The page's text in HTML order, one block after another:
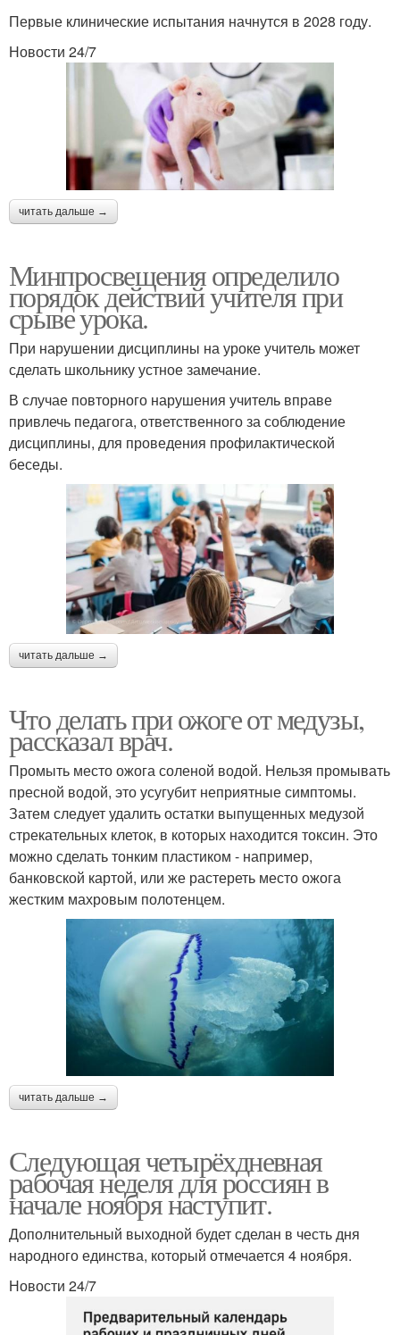
Первые клинические испытания начнутся в 2028 году.
Новости 24/7
читать дальше →
Минпросвещения определило
порядок действий учителя при
срыве урока.
При нарушении дисциплины на уроке учитель может
сделать школьнику устное замечание.
В случае повторного нарушения учитель вправе
привлечь педагога, ответственного за соблюдение
дисциплины, для проведения профилактической
беседы.
читать дальше →
Что делать при ожоге от медузы,
рассказал врач.
Промыть место ожога соленой водой. Нельзя промывать
пресной водой, это усугубит неприятные симптомы.
Затем следует удалить остатки выпущенных медузой
стрекательных клеток, в которых находится токсин. Это
можно сделать тонким пластиком - например,
банковской картой, или же растереть место ожога
жестким махровым полотенцем.
читать дальше →
Следующая четырёхдневная
рабочая неделя для россиян в
начале ноября наступит.
Дополнительный выходной будет сделан в честь дня
народного единства, который отмечается 4 ноября.
Новости 24/7